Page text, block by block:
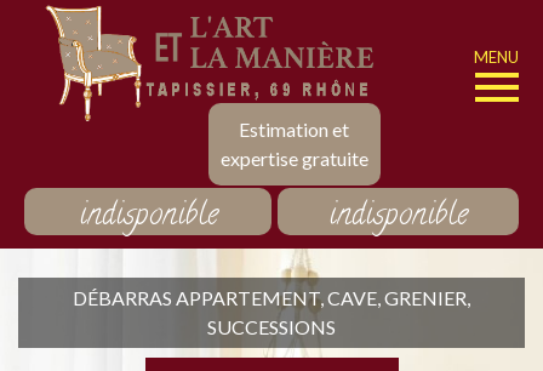
Estimation et
expertise gratuite
MENU
indisponible indisponible
DÉBARRAS APPARTEMENT, CAVE, GRENIER,
SUCCESSIONS